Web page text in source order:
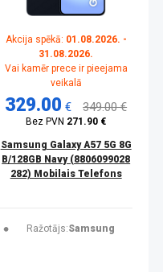
Akcija spēkā: 01.08.2026. -
31.08.2026.
Vai kamēr prece ir pieejama
veikalā
329.00 € 349.00 €
Bez PVN 271.90 €
Samsung Galaxy A57 5G 8G
B/128GB Navy (8806099028
282) Mobilais Telefons
Ražotājs:Samsung